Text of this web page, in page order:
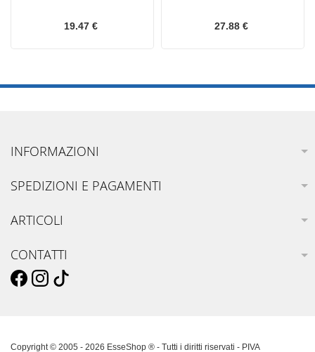
19.47 € 27.88 €
INFORMAZIONI
SPEDIZIONI E PAGAMENTI
ARTICOLI
CONTATTI
Copyright © 2005 - 2026 EsseShop ® - Tutti i diritti riservati - PIVA